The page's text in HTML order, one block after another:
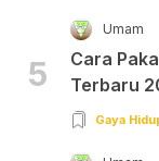
5
Umam
Cara
Terbaru
Gaya